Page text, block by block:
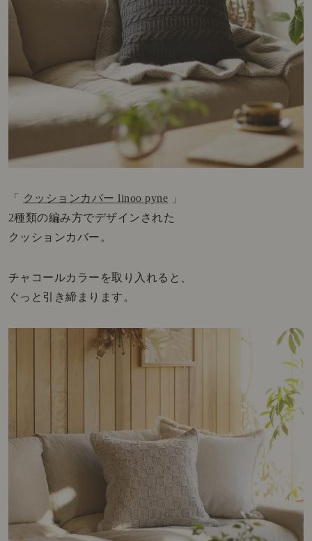
「 クッションカバー linoo pyne 」
2種類の編み方でデザインされた
クッションカバー。
チャコールカラーを取り入れると、
ぐっと引き締まります。